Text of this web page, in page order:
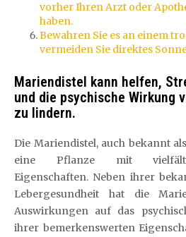
vorher Ihren Arzt oder
haben.
Bewahren Sie es an einem
vermeiden Sie direktes
Mariendistel kann helfen,
und die psychische Wirkung
zu lindern.
Die Mariendistel, auch bekannt
eine Pflanze mit
Eigenschaften. Neben ihrer
Lebergesundheit hat die
Auswirkungen auf das
ihrer bemerkenswerten